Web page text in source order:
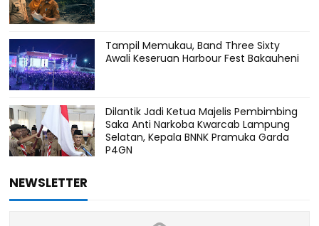
Tampil Memukau, Band Three Sixty
Awali Keseruan Harbour Fest Bakauheni
Dilantik Jadi Ketua Majelis Pembimbing
Saka Anti Narkoba Kwarcab Lampung
Selatan, Kepala BNNK Pramuka Garda
P4GN
NEWSLETTER